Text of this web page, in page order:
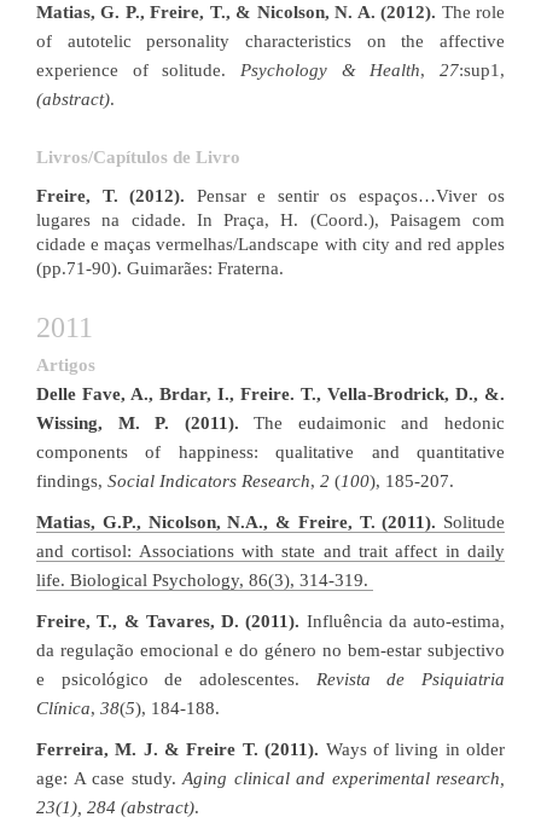
Matias, G. P., Freire, T., & Nicolson, N. A. (2012). The role
of autotelic personality characteristics on the affective
experience of solitude. Psychology & Health,27:sup1,
(abstract).
Livros/Capítulos de Livro
Freire, T. (2012). Pensar e sentir os espaços…Viver os
lugares na cidade. In Praça, H. (Coord.), Paisagem com
cidade e maças vermelhas/Landscape with city and red apples
(pp.71-90). Guimarães: Fraterna.
2011
Artigos
Delle Fave, A., Brdar, I., Freire. T., Vella-Brodrick, D., &.
Wissing, M. P. (2011).The eudaimonic and hedonic
components of happiness: qualitative and quantitative
findings, Social Indicators Research, 2 (100), 185-207.
Matias, G.P., Nicolson, N.A., & Freire, T. (2011). Solitude
and cortisol: Associations with state and trait affect in daily
life. Biological Psychology, 86(3), 314-319.
Freire, T., & Tavares, D. (2011). Influência da auto-estima,
da regulação emocional e do género no bem-estar subjectivo
e psicológico de adolescentes. Revista de Psiquiatria
Clínica, 38(5), 184-188.
Ferreira, M. J. & Freire T. (2011). Ways of living in older
age: A case study. Aging clinical and experimental research,
23(1), 284 (abstract).